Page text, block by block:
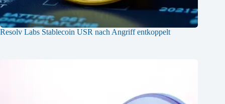
Resolv Labs Stablecoin USR nach Angriff entkoppelt